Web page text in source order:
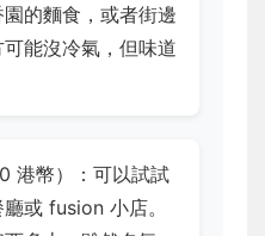
的麵食，或者街邊
能沒冷氣，但味道
港幣）：可以試試
或 fusion 小店。